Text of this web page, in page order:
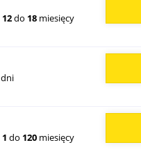
12do 18 miesięcy
dni
1 do 120 miesięcy